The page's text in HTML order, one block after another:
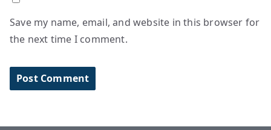
Save my name, email, and website in this browser for
the next time I comment.